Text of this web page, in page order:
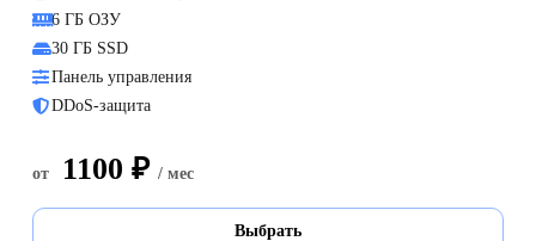
6 ГБ ОЗУ
30 ГБ SSD
Панель управления
DDoS-защита
от 1100 ₽ / мес
Выбрать